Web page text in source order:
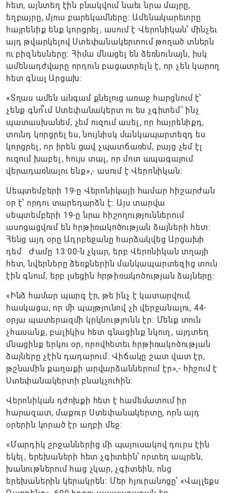
հետ, այնտեղ էին բնակվում նաեւ նրա մայրը,
եղբայրը, մյուս բարեկամները։ Ամենակարեւորը
հայրենիք ենք կորցրել, ասում է Վերոնիկան՝ մինչեւ
այդ թվարկելով Ստեփանակերտում թողած տներն
ու բիզնեսները։ Հիմա մնացել են ձեռնունայն, իսկ
ամենադժվարը որդուն բացատրելն է, որ չեն կարող
հետ գնալ Արցախ։
«Տղաս ամեն անգամ քնելուց առաջ հարցնում է՝
չենք գնո՞ւմ Ստեփանակերտ ու ես չգիտեմ՝ ինչ
պատասխանեմ, չեմ ուզում ասել, որ հայրենիքդ,
տունդ կորցրել ես, նույնիսկ մանկապարտեզդ ես
կորցրել, որ իրեն ցավ չպատճառեմ, բայց չեմ էլ
ուզում խաբել, հույս տալ, որ մոտ ապագայում
վերադառնալու ենք»,- ասում է Վերոնիկան։
Սեպտեմբերի 19-ը Վերոնիկայի համար հիշարժան
օր է՝ որդու տարեդարձն է։ Այս տարվա
սեպտեմբերի 19-ը նրա հիշողություններում
ասոցացվում են հրթիռակոծության ձայների հետ։
Հենց այդ օրը Ադրբեջանը հարձակվեց Արցախի
դեմ։ Ժամը 13։00-ն չկար, երբ Վերոնիկան տղայի
հետ, նվերները ձեռքներին մանկապարտեզից տուն
էին գնում, երբ լսեցին հրթիռակոծության ձայները։
«Ինձ համար պարզ էր, թե ինչ է կատարվում,
հասկացա, որ մի պայթյունով չի վերջանալու, 44-
օրյա պատերազմի կրկնությունն էր։ Մենք տուն
չհասանք, բալիկիս հետ գնացինք նկուղ, այդտեղ
մնացինք երկու օր, որովհետեւ հրթիռակոծության
ձայները չէին դադարում։ Վիճակը շատ վատ էր,
թշնամին քաղաքի արվարձաններում էր»,- հիշում է
Ստեփանակերտի բնակչուհին։
Վերոնիկան դժոխքի հետ է համեմատում իր
հարազատ, մաքուր Ստեփանակերտը, որն այդ
օրերին կորած էր աղբի մեջ։
«Մարդիկ շրջաններից մի պայուսակով դուրս էին
եկել, երեխաների հետ չգիտեին՝ որտեղ ապրեն,
խանութներում հաց չկար, չգիտեին, ոնց
երեխաներին կերակրեն։ Մեր հյուրանոցը՝ «Վալլեքս